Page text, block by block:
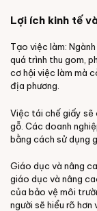
Lợi ích kinh tế
Tạo việc làm:
quá trình thu gom,
cơ hội việc làm mà
địa phương.
Việc tái chế giấy sẽ
gỗ. Các doanh
bằng cách sử dụng
Giáo dục và nâng
giáo dục và nâng
của bảo vệ môi
người sẽ hiểu rõ